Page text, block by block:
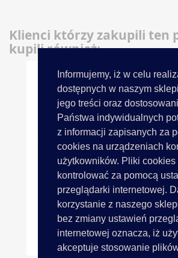
Informujemy, iż w celu
dostępnych w naszym
jego treści oraz
Państwa indywidualnych
z informacji zapisanych za
cookies na urządzeniach
użytkowników. Pliki cookies
kontrolować za pomocą
przeglądarki internetowej.
korzystanie z naszego
bez zmiany ustawień
internetowej oznacza, iż
akceptuje stosowanie
Klienci którzy zakupili ten
kupili również:
BABY ONE Włóczka K19